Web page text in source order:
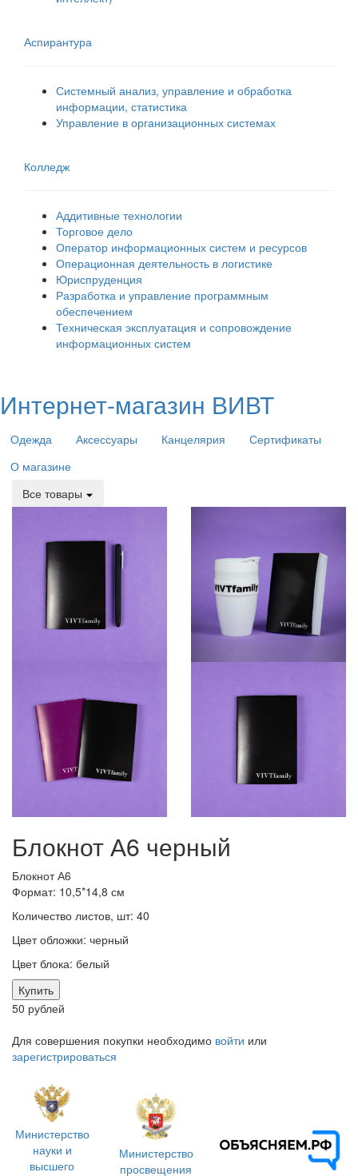
Аспирантура
Системный анализ, управление и обработка
информации, статистика
Управление в организационных системах
Колледж
Аддитивные технологии
Торговое дело
Оператор информационных систем и ресурсов
Операционная деятельность в логистике
Юриспруденция
Разработка и управление программным
обеспечением
Техническая эксплуатация и сопровождение
информационных систем
Интернет-магазин ВИВТ
Одежда Аксессуары Канцелярия
Сертификаты
О магазине
Все товары
Блокнот А6 черный
Блокнот А6
Формат: 10,5*14,8 см
Количество листов, шт: 40
Цвет обложки: черный
Цвет блока: белый
Купить
50 рублей
Для совершения покупки необходимо войти или
зарегистрироваться
Министерство
науки и
высшего
Министерство
просвещения